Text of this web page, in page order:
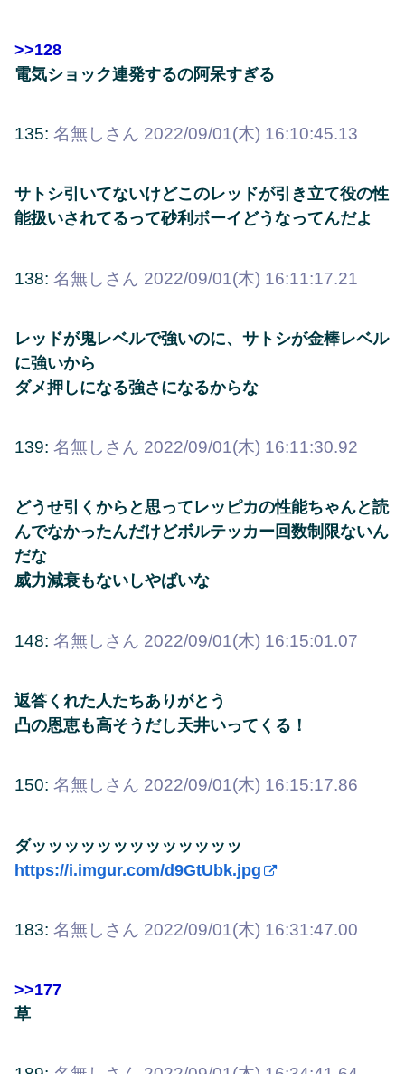
>>128
電気ショック連発するの阿呆すぎる
135: 名無しさん 2022/09/01(木) 16:10:45.13
サトシ引いてないけどこのレッドが引き立て役の性
能扱いされてるって砂利ボーイどうなってんだよ
138: 名無しさん 2022/09/01(木) 16:11:17.21
レッドが鬼レベルで強いのに、サトシが金棒レベル
に強いから
ダメ押しになる強さになるからな
139: 名無しさん 2022/09/01(木) 16:11:30.92
どうせ引くからと思ってレッピカの性能ちゃんと読
んでなかったんだけどボルテッカー回数制限ないん
だな
威力減衰もないしやばいな
148: 名無しさん 2022/09/01(木) 16:15:01.07
返答くれた人たちありがとう
凸の恩恵も高そうだし天井いってくる！
150: 名無しさん 2022/09/01(木) 16:15:17.86
ダッッッッッッッッッッッッッ
https://i.imgur.com/d9GtUbk.jpg
183: 名無しさん 2022/09/01(木) 16:31:47.00
>>177
草